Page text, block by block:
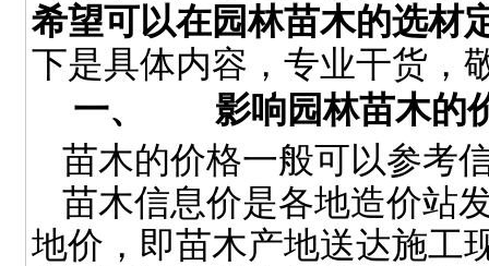
希望可以在园林苗木的选材
下是具体内容，专业干货，
一、
影响园林苗木的
苗木的价格一般可以参考
苗木信息价是各地造价站
地价，即苗木产地送达施工